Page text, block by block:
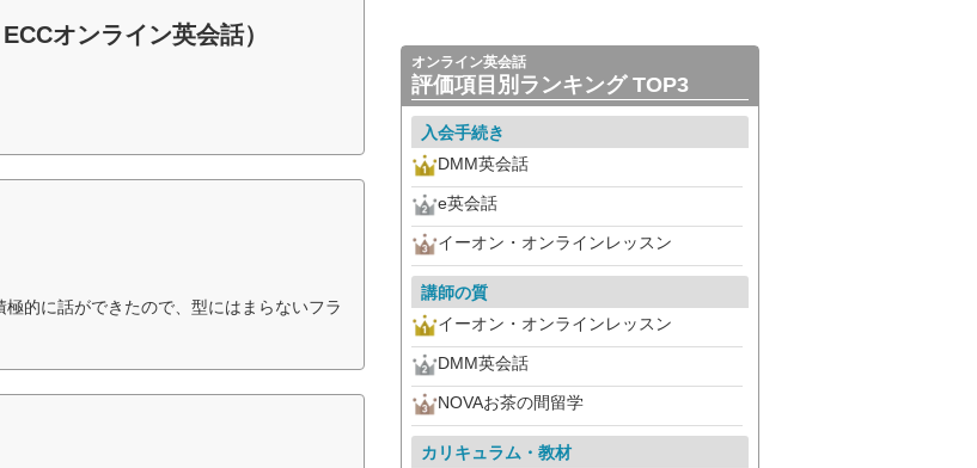
オンライン英会話）
的に話ができたので、型にはまらないフラ
オンライン英会話
評価項目別ランキング TOP3
入会手続き
DMM英会話
e英会話
イーオン・オンラインレッスン
講師の質
イーオン・オンラインレッスン
DMM英会話
NOVAお茶の間留学
カリキュラム・教材